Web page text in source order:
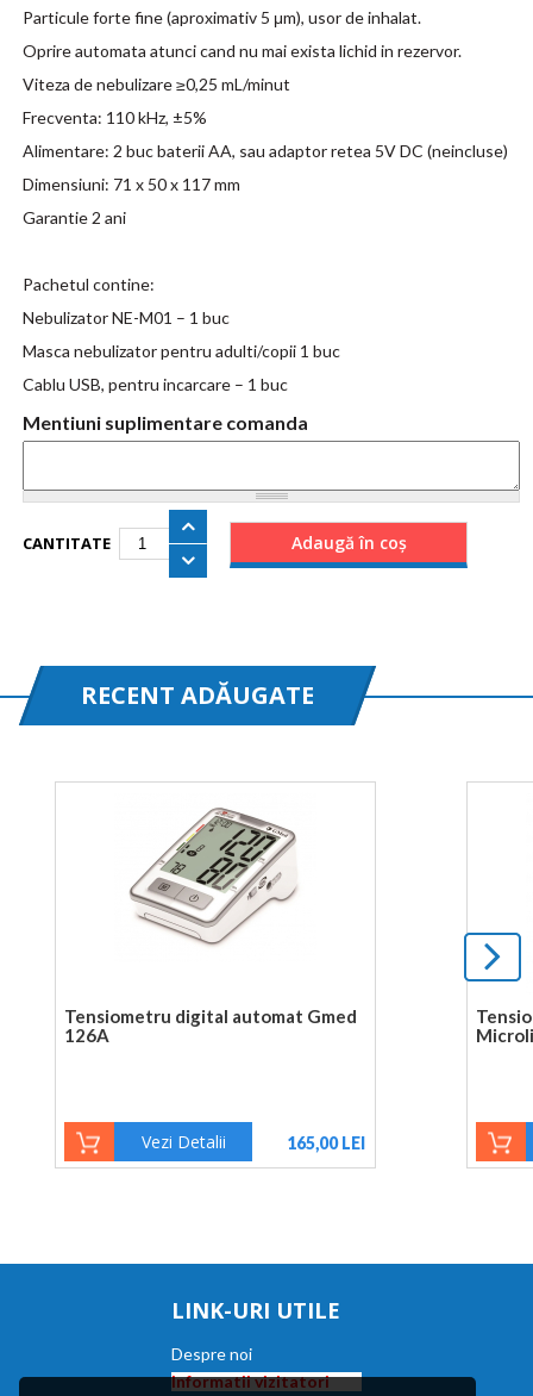
Particule forte fine (aproximativ 5 μm), usor de inhalat.
Oprire automata atunci cand nu mai exista lichid in rezervor.
Viteza de nebulizare ≥0,25 mL/minut
Frecventa: 110 kHz, ±5%
Alimentare: 2 buc baterii AA, sau adaptor retea 5V DC (neincluse)
Dimensiuni: 71 x 50 x 117 mm
Garantie 2 ani
Pachetul contine:
Nebulizator NE-M01 – 1 buc
Masca nebulizator pentru adulti/copii 1 buc
Cablu USB, pentru incarcare – 1 buc
Mentiuni suplimentare comanda
CANTITATE
RECENT ADĂUGATE
Tensiometru digital automat Gmed
126A
Vezi Detalii 165,00 LEI
LINK-URI UTILE
Despre noi
Informatii vizitatori